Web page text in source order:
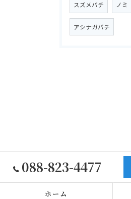
スズメバチ ノミ
アシナガバチ
088-823-4477
ホーム